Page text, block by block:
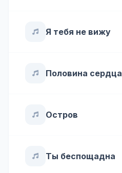
Я тебя не вижу
Половина сердца
Остров
Ты беспощадна